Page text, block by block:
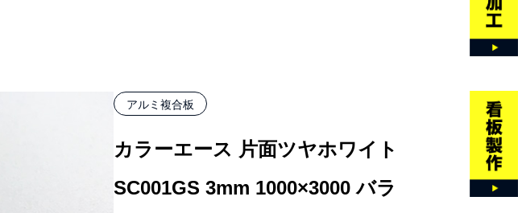
アルミ複合板
カラーエース 片面ツヤホワイト
SC001GS 3mm 1000×3000 バラ